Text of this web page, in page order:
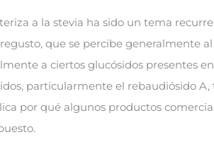
a la stevia ha sido un tema
que se percibe generalmente
a ciertos glucósidos presentes
particularmente el rebaudiósido
por qué algunos productos